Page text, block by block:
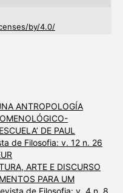
by/4.0/
ANTROPOLOGÍA
DE PAUL
de Filosofia: v. 12 n. 26
ARTE E DISCURSO
PARA UM
de Filosofia: v. 4 n. 8